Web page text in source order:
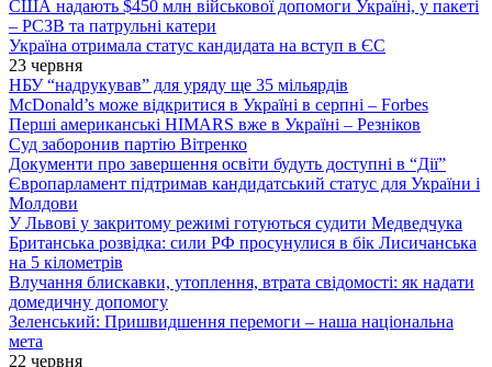
США надають $450 млн військової допомоги Україні, у пакеті
– РСЗВ та патрульні катери
Україна отримала статус кандидата на вступ в ЄС
23 червня
НБУ “надрукував” для уряду ще 35 мільярдів
McDonald’s може відкритися в Україні в серпні – Forbes
Перші американські HIMARS вже в Україні – Резніков
Суд заборонив партію Вітренко
Документи про завершення освіти будуть доступні в “Дії”
Європарламент підтримав кандидатський статус для України і
Молдови
У Львові у закритому режимі готуються судити Медведчука
Британська розвідка: сили РФ просунулися в бік Лисичанська
на 5 кілометрів
Влучання блискавки, утоплення, втрата свідомості: як надати
домедичну допомогу
Зеленський: Пришвидшення перемоги – наша національна
мета
22 червня